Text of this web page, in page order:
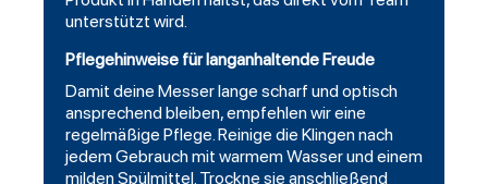
unterstützt wird.
Pflegehinweise für langanhaltende Freude
Damit deine Messer lange scharf und optisch
ansprechend bleiben, empfehlen wir eine
regelmäßige Pflege. Reinige die Klingen nach
jedem Gebrauch mit warmem Wasser und einem
milden Spülmittel. Trockne sie anschließend